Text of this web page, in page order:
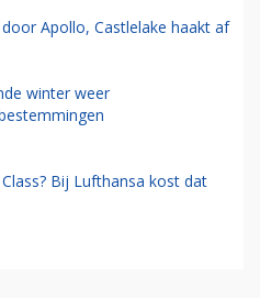
Apollo, Castlelake haakt af
winter weer
Bij Lufthansa kost dat